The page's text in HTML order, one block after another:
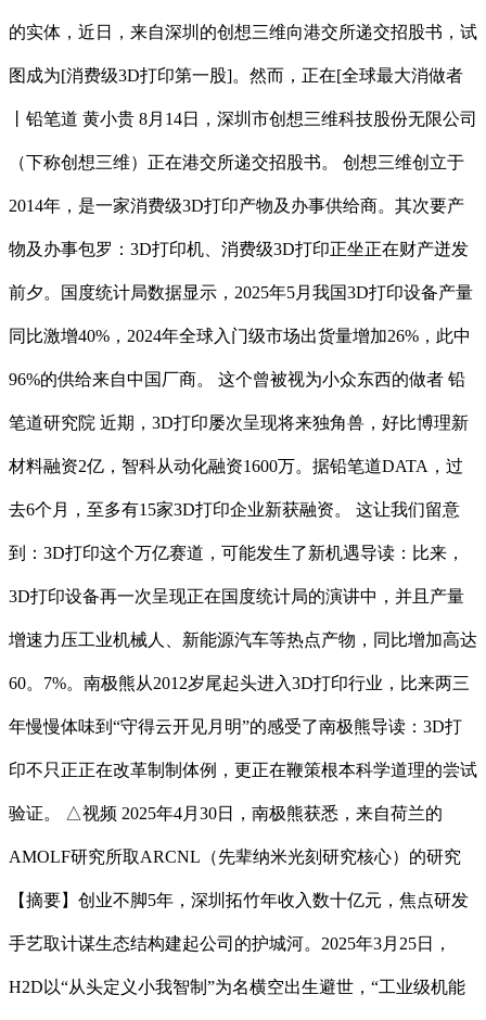
的实体，近日，来自深圳的创想三维向港交所递交招股书，试
图成为[消费级3D打印第一股]。然而，正在[全球最大消做者
丨铅笔道 黄小贵 8月14日，深圳市创想三维科技股份无限公司
（下称创想三维）正在港交所递交招股书。 创想三维创立于
2014年，是一家消费级3D打印产物及办事供给商。其次要产
物及办事包罗：3D打印机、消费级3D打印正坐正在财产迸发
前夕。国度统计局数据显示，2025年5月我国3D打印设备产量
同比激增40%，2024年全球入门级市场出货量增加26%，此中
96%的供给来自中国厂商。 这个曾被视为小众东西的做者 铅
笔道研究院 近期，3D打印屡次呈现将来独角兽，好比博理新
材料融资2亿，智科从动化融资1600万。据铅笔道DATA，过
去6个月，至多有15家3D打印企业新获融资。 这让我们留意
到：3D打印这个万亿赛道，可能发生了新机遇导读：比来，
3D打印设备再一次呈现正在国度统计局的演讲中，并且产量
增速力压工业机械人、新能源汽车等热点产物，同比增加高达
60。7%。南极熊从2012岁尾起头进入3D打印行业，比来两三
年慢慢体味到“守得云开见月明”的感受了南极熊导读：3D打
印不只正正在改革制制体例，更正在鞭策根本科学道理的尝试
验证。 △视频 2025年4月30日，南极熊获悉，来自荷兰的
AMOLF研究所取ARCNL（先辈纳米光刻研究核心）的研究
【摘要】创业不脚5年，深圳拓竹年收入数十亿元，焦点研发
手艺取计谋生态结构建起公司的护城河。2025年3月25日，
H2D以“从头定义小我智制”为名横空出生避世，“工业级机能